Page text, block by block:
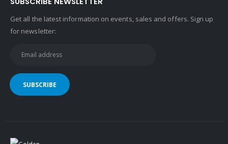
Get all the latest information on events, sales and offers. Sign up
for newsletter: